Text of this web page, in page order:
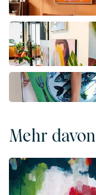
Mehr davon